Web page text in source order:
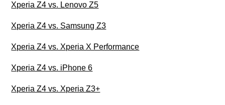
Xperia Z4 vs. Lenovo Z5
Xperia Z4 vs. Samsung Z3
Xperia Z4 vs. Xperia X Performance
Xperia Z4 vs. iPhone 6
Xperia Z4 vs. Xperia Z3+